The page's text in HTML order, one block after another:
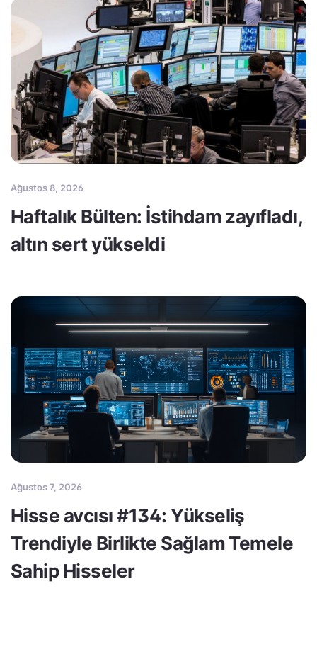
Ağustos 8, 2026
Haftalık Bülten: İstihdam zayıfladı,
altın sert yükseldi
Ağustos 7, 2026
Hisse avcısı #134: Yükseliş
Trendiyle Birlikte Sağlam Temele
Sahip Hisseler